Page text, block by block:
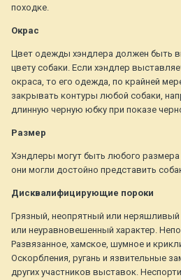
походке.
Окрас
Цвет одежды хэндлера должен быть
цвету собаки. Если хэндлер
окраса, то его одежда, по крайней
закрывать контуры любой собаки,
длинную черную юбку при показе
Размер
Хэндлеры могут быть любого
они могли достойно представить
Дисквалифицирующие пороки
Грязный, неопрятный или
или неуравновешенный характер.
Развязанное, хамское, шумное и
Оскорбления, ругань и язвительные
других участников выставок.